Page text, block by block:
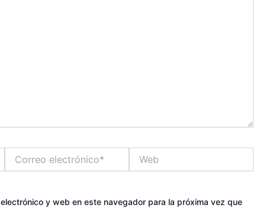
electrónico*
y web en este navegador para la próxima vez que